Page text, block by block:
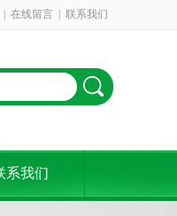
在线留言 联系我们
系我们